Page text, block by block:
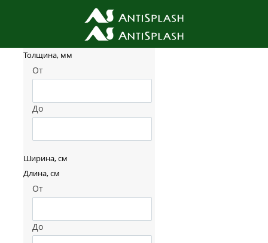
Фильтр товаров
Толщина, мм
От
До
Ширина, см
Длина, см
От
До